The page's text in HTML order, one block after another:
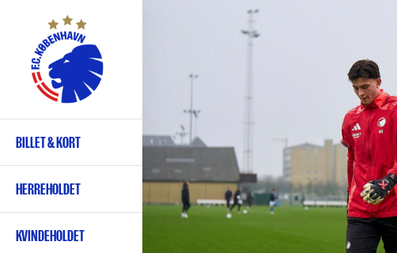
hovedindhold
Primær
navigation
BILLET & KORT
HERREHOLDET
KVINDEHOLDET